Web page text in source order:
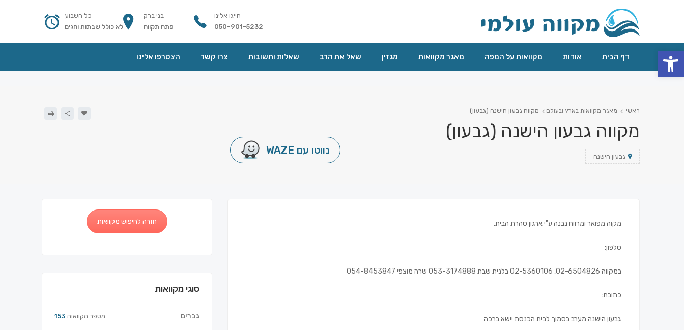
חייגו אלינו
050-901-5232
בני ברק
פתח תקווה
כל השבוע
לא כולל שבתות וחגים
דף הבית אודות מקוואות על המפה מאגר מקוואות מגזין שאל את הרב שאלות ותשובות צרו קשר הצטרפו אלינו
ראשי מאגר מקוואות בארץ ובעולם מקווה גבעון הישנה (גבעון)
מקווה גבעון הישנה (גבעון)
גבעון הישנה
נווטו עם WAZE
מקוה מפואר ומרווח נבנה ע"י ארגון טהרת הבית.
טלפון:
במקווה 02-6504826, 02-5360106 בלנית שבת 053-3174888 שרה מוצפי 054-8453847
כתובת:
גבעון הישנה מערב בסמוך לבית הכנסת יישא ברכה
חזרה לחיפוש מקוואות
סוגי מקוואות
גברים 153 מספר מקוואות
פתח סרגל נגישות